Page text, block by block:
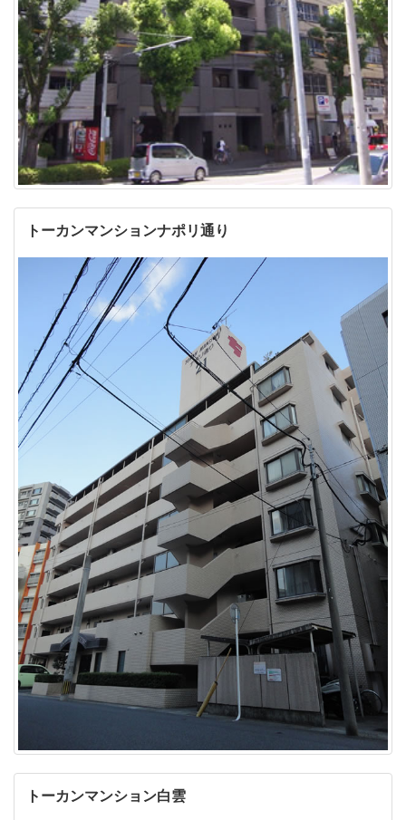
トーカンマンションナポリ通り
トーカンマンション白雲